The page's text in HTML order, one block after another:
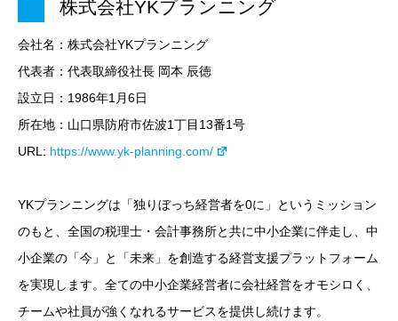
株式会社YKプランニング
会社名：株式会社YKプランニング
代表者：代表取締役社長 岡本 辰徳
設立日：1986年1月6日
所在地：山口県防府市佐波1丁目13番1号
URL: https://www.yk-planning.com/
YKプランニングは「独りぼっち経営者を0に」というミッション
のもと、全国の税理士・会計事務所と共に中小企業に伴走し、中
小企業の「今」と「未来」を創造する経営支援プラットフォーム
を実現します。全ての中小企業経営者に会社経営をオモシロく、
チームや社員が強くなれるサービスを提供し続けます。